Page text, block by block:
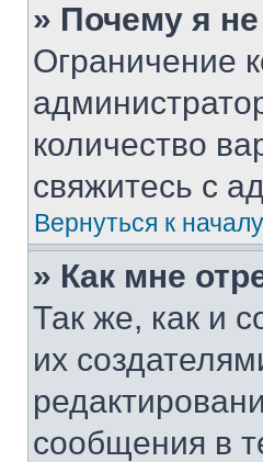
» Почему я
Ограничение
количество
свяжитесь с
Вернуться к началу
» Как мне
Так же, как и
их
сообщения в